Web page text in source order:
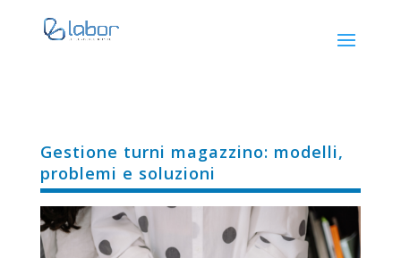
Gestione turni magazzino: modelli,
problemi e soluzioni